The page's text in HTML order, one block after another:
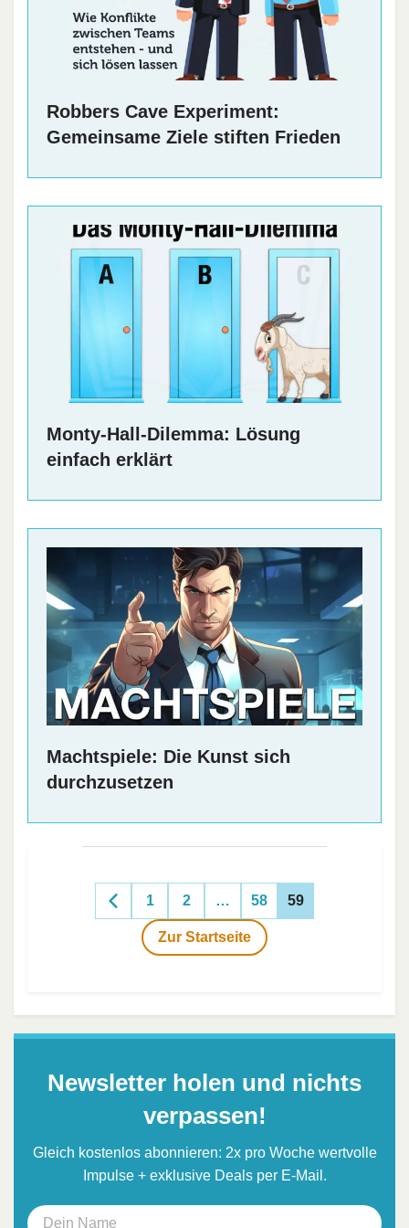
Robbers Cave Experiment:
Gemeinsame Ziele stiften Frieden
Monty-Hall-Dilemma: Lösung
einfach erklärt
Machtspiele: Die Kunst sich
durchzusetzen
1 2 … 58 59
Zur Startseite
Newsletter holen und nichts
verpassen!
Gleich kostenlos abonnieren: 2x pro Woche wertvolle
Impulse + exklusive Deals per E-Mail.